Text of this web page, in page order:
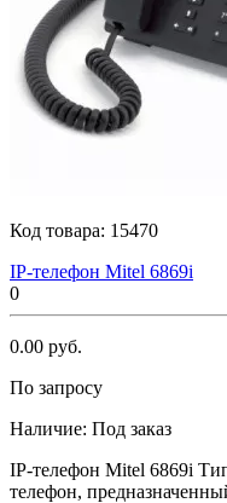
Код товара: 15470
IР-телефон Мitеl 6869i
0
0.00 руб.
По запросу
Наличие: Под заказ
IР-телефон Мitеl 6869i
телефон,